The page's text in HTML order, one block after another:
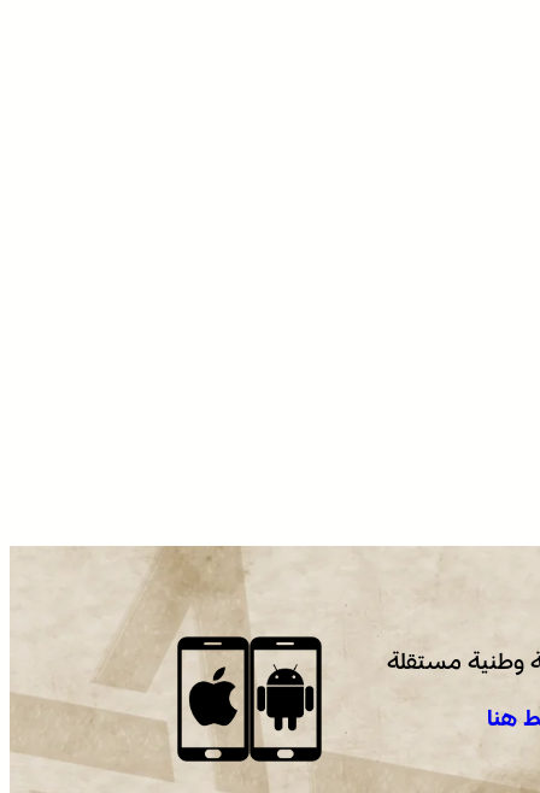
وطنية مستقلة
هنا